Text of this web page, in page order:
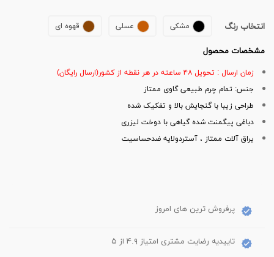
انتخاب رنگ مشکی عسلی قهوه ای
مشخصات محصول
زمان ارسال : تحویل ۴۸ ساعته در هر نقطه از کشور(ارسال رایگان)
جنس: تمام چرم طبیعی گاوی ممتاز
طراحی زیبا با گنجایش بالا و تفکیک شده
دباغی پیگمنت شده گیاهی با دوخت لیزری
یراق آلات ممتاز ، آستردولایه ضدحساسیت
پرفروش ترین های امروز
تاییدیه رضایت مشتری امتیاز ۴.۹ از ۵